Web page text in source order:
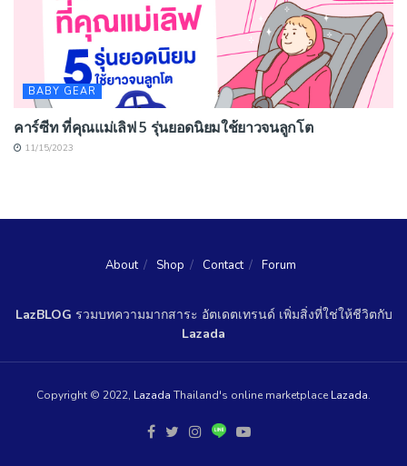
BABY GEAR
คาร์ซีท ที่คุณแม่เลิฟ 5 รุ่นยอดนิยมใช้ยาวจนลูกโต
11/15/2023
About Shop Contact Forum
LazBLOG รวมบทความมากสาระ อัตเดตเทรนด์ เพิ่มสิ่งที่ใช่ให้ชีวิตกับ
Lazada
Copyright © 2022, Lazada Thailand's online marketplace Lazada.